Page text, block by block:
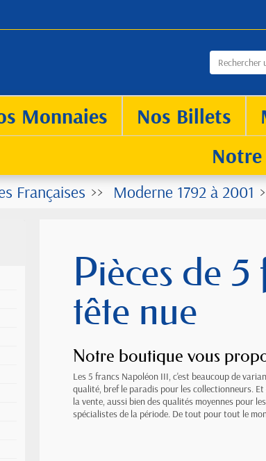
Monnaies Nos Billets
Françaises Moderne 1792 à 2001
Pièces de
tête nue
Notre boutique vous
Les 5 francs Napoléon III, c'est beaucoup de
qualité, bref le paradis pour les collectionneurs.
la vente, aussi bien des qualités moyennes pour
spécialistes de la période. De tout pour tout le